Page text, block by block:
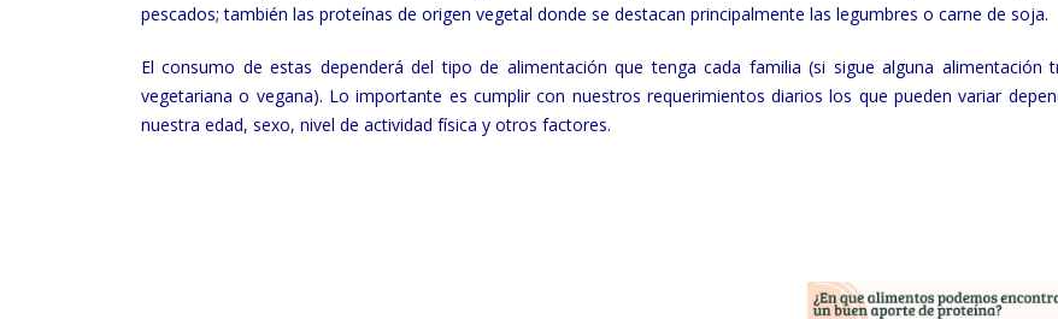
pescados; también las proteínas de origen vegetal donde se destacan principalmente las legumbres o carne de soja.
El consumo de estas dependerá del tipo de alimentación que tenga cada familia (si sigue alguna alimentación
vegetariana o vegana). Lo importante es cumplir con nuestros requerimientos diarios los que pueden variar
nuestra edad, sexo, nivel de actividad física y otros factores.